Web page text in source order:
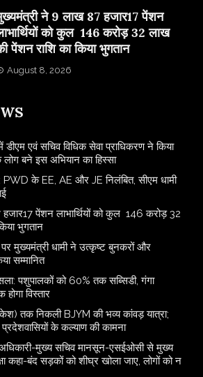
ने 9 लाख 87 हजार17 पेंशन
को कुल 146 करोड़ 32 लाख
पेंशन राशि का किया भुगतान
August 8, 2026
डीएम एवं सचिव विधिक सेवा प्राधिकरण ने किया
बने इस अभियान का हिस्सा
PWD के EE, AE और JE निलंबित, सीएम धामी
पेंशन लाभार्थियों को कुल 146 करोड़ 32
भुगतान
पर मुख्यमंत्री धामी ने उत्कृष्ट बुनकरों और
सम्मानित
पशुपालकों को 60% तक सब्सिडी, गंगा
विस्तार
तक निकली BJYM की भव्य कांवड़ यात्रा;
के कल्याण की कामना
मुख्य सचिव मानसून-एसईओसी से मुख्य
कहा-बंद सड़कों को शीघ्र खोला जाए, लोगों को न